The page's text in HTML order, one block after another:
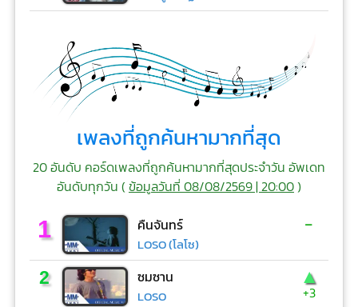
เพลงที่ถูกค้นหามากที่สุด
20 อันดับ คอร์ดเพลงที่ถูกค้นหามากที่สุดประจำวัน อัพเดท
อันดับทุกวัน (ข้อมูลวันที่ 08/08/2569 | 20:00)
1 คืนจันทร์
LOSO (โลโซ)
-
2 ซมซาน
LOSO
▲
+3